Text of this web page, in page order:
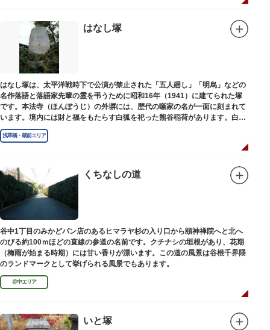
はなし塚
はなし塚は、太平洋戦時下で公演が禁止された「五人廻し」「明烏」などの
名作落語と落語家先輩の霊を弔うために昭和16年（1941）に建てられた塚
です。本法寺（ほんぽうじ）の外塀には、歴代の噺家の名が一面に刻まれて
います。境内には財と福をもたらす白狐を祀った熊谷稲荷があります。白狐
を祀った稲荷は全国に2ケ所しかない非常に珍しいものです。
浅草橋・蔵前エリア
くちなしの道
谷中1丁目のみかどパン店のあるヒマラヤ杉の入り口から頤神禅院へと北へ
のびる約100ｍほどの直線の参道の名前です。クチナシの垣根があり、花期
（梅雨が始まる時期）には甘い香りが漂います。この道の風景は谷根千界隈
のランドマークとして挙げられる風景でもあります。
谷中エリア
いと塚